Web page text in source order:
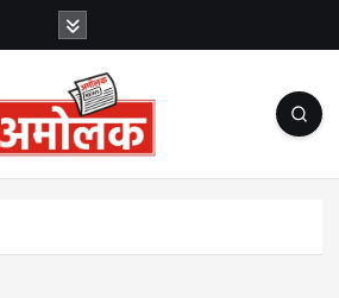
News